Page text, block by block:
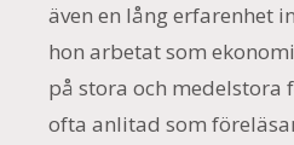
även en lång erfarenhet
hon arbetat som
på stora och medelstora
ofta anlitad som